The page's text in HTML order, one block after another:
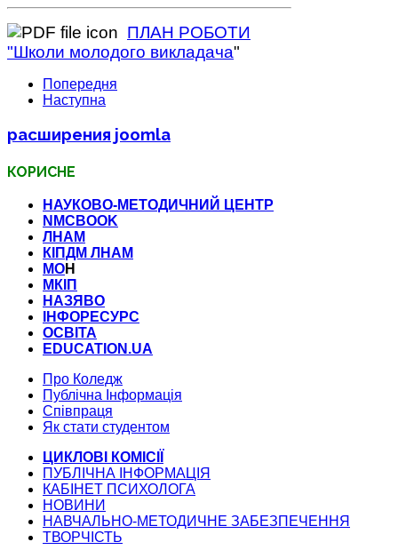
ПЛАН РОБОТИ
"Школи молодого викладача"
Попередня
Наступна
расширения joomla
КОРИСНЕ
НАУКОВО-МЕТОДИЧНИЙ ЦЕНТР
NMCBOOK
ЛНАМ
КІПДМ ЛНАМ
МОН
МКІП
НАЗЯВО
ІНФОРЕСУРС
ОСВІТА
EDUCATION.UA
Про Коледж
Публічна Інформація
Співпраця
Як стати студентом
ЦИКЛОВІ КОМІСІЇ
ПУБЛІЧНА ІНФОРМАЦІЯ
КАБІНЕТ ПСИХОЛОГА
НОВИНИ
НАВЧАЛЬНО-МЕТОДИЧНЕ ЗАБЕЗПЕЧЕННЯ
ТВОРЧІСТЬ